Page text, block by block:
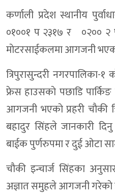
कर्णाली प्रदेश स्थानीय
०१००१ प २३१७ र ०२०० २
माेटरसाईकलमा आगजनी
त्रिपुरासुन्दरी नगरपालिका-
फ्रेस हाउसकाे पछाडि
आगजनी भएकाे प्रहरी चाैकी
बहादुर सिंहले जानकारी
बाईक पुर्णरुपमा र दुई ओटा
चाैकी इन्चार्ज सिंहका
अज्ञात समुहले आगजनी गरेकाे